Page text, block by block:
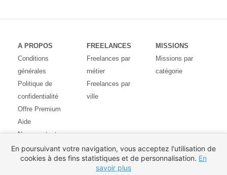
A PROPOS
Conditions
générales
Politique de
confidentialité
Offre Premium
Aide
Nous contacter
Avis des
utilisateurs
FREELANCES
Freelances par
métier
Freelances par
ville
MISSIONS
Missions par
catégorie
En poursuivant votre navigation, vous acceptez l'utilisation de
cookies à des fins statistiques et de personnalisation. En
savoir plus